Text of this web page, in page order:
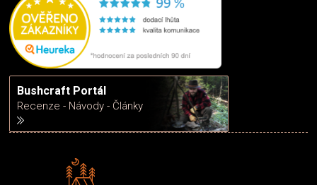
Bushcraft Portál
Recenze - Návody - Články